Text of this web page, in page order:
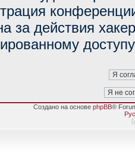
за действия
Создано на основе phpBB®
[